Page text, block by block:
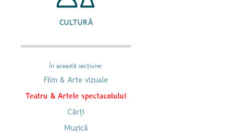
CULTURĂ
În această secțiune:
Film & Arte vizuale
Teatru & Artele spectacolului
Cărți
Muzică